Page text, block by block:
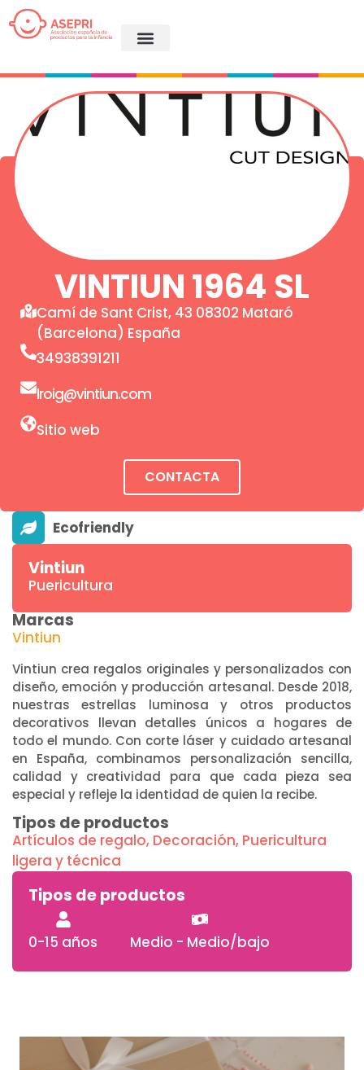
Vintiun
Puericultura
Marcas
Vintiun
Vintiun crea regalos originales y personalizados con
diseño, emoción y producción artesanal. Desde 2018,
nuestras estrellas luminosa y otros productos
decorativos llevan detalles únicos a hogares de
todo el mundo. Con corte láser y cuidado artesanal
en España, combinamos personalización sencilla,
calidad y creatividad para que cada pieza sea
especial y refleje la identidad de quien la recibe.
Tipos de productos
Artículos de regalo, Decoración, Puericultura
ligera y técnica
Tipos de productos
0-15 años Medio - Medio/bajo
VINTIUN 1964 SL
Camí de Sant Crist, 43 08302 Mataró
(Barcelona) España
34938391211
lroig@vintiun.com
Sitio web
CONTACTA